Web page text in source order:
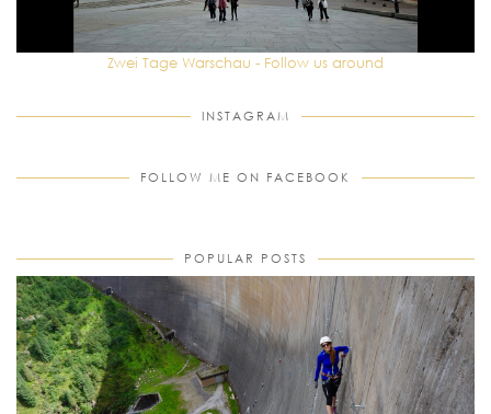
Zwei Tage Warschau - Follow us around
INSTAGRAM
FOLLOW ME ON FACEBOOK
POPULAR POSTS